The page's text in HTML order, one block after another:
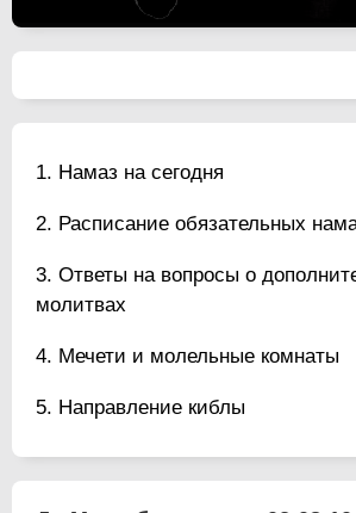
Намаз на сегодня
Расписание обязательных
Ответы на вопросы о
молитвах
Мечети и молельные комнаты
Направление киблы